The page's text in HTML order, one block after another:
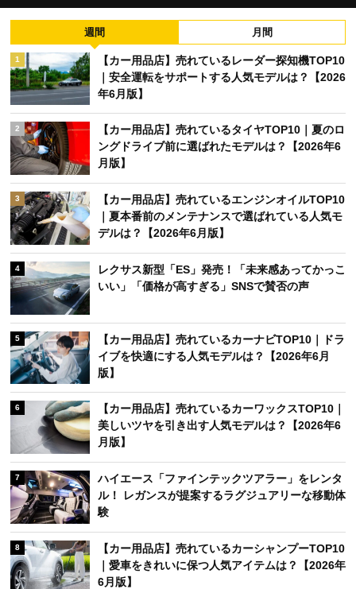
週間 月間
1
【カー用品店】売れているレーダー探知機TOP10
｜安全運転をサポートする人気モデルは？【2026
年6月版】
2
【カー用品店】売れているタイヤTOP10｜夏のロ
ングドライブ前に選ばれたモデルは？【2026年6
月版】
3
【カー用品店】売れているエンジンオイルTOP10
｜夏本番前のメンテナンスで選ばれている人気モ
デルは？【2026年6月版】
4
レクサス新型「ES」発売！「未来感あってかっこ
いい」「価格が高すぎる」SNSで賛否の声
5
【カー用品店】売れているカーナビTOP10｜ドラ
イブを快適にする人気モデルは？【2026年6月
版】
6
【カー用品店】売れているカーワックスTOP10｜
美しいツヤを引き出す人気モデルは？【2026年6
月版】
7
ハイエース「ファインテックツアラー」をレンタ
ル！ レガンスが提案するラグジュアリーな移動体
験
8
【カー用品店】売れているカーシャンプーTOP10
｜愛車をきれいに保つ人気アイテムは？【2026年
6月版】